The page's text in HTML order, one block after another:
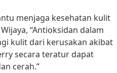
menjaga kesehatan kulit
“Antioksidan dalam
kulit dari kerusakan akibat
secara teratur dapat
cerah.”